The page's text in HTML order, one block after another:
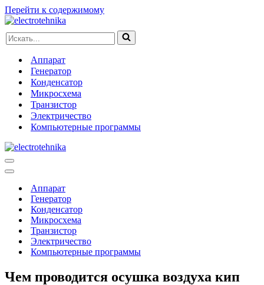
Перейти к содержимому
Искать...
Аппарат
Генератор
Конденсатор
Микросхема
Транзистор
Электричество
Компьютерные программы
Меню
навигации
Меню
навигацииАппарат
Генератор
Конденсатор
Микросхема
Транзистор
Электричество
Компьютерные программы
Чем проводится осушка воздуха кип